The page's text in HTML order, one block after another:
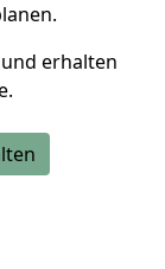
erhalten